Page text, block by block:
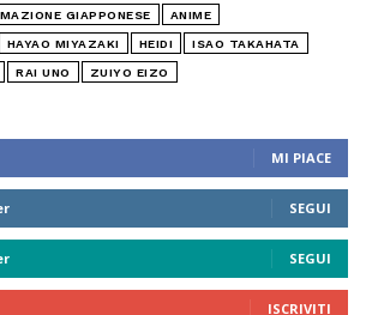
MI PIACE
SEGUI
SEGUI
ISCRIVITI
GIAPPONESE ANIME
HAYAO MIYAZAKI HEIDI ISAO TAKAHATA
RAI UNO ZUIYO EIZO